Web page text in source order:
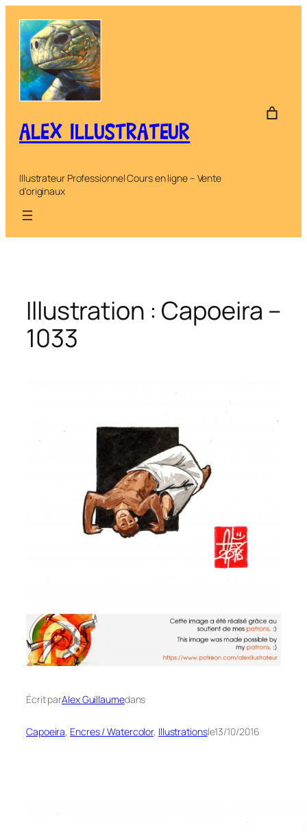
contenu
ALEX ILLUSTRATEUR
Illustrateur Professionnel Cours en ligne – Vente
d'originaux
Illustration : Capoeira –
1033
Écrit parAlex Guillaumedans
Capoeira, Encres / Watercolor, Illustrationsle13/10/2016